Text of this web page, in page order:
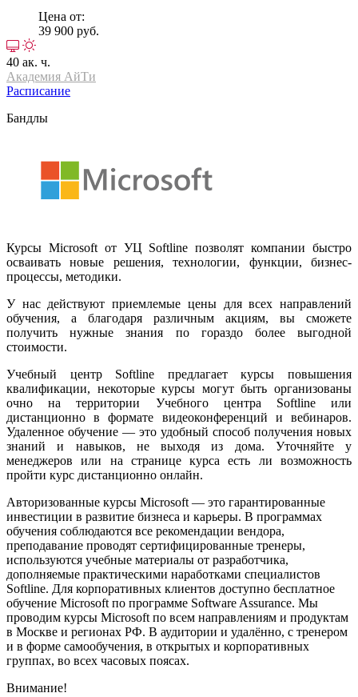
Цена от:
39 900 руб.
40 ак. ч.
Академия АйТи
Расписание
Бандлы
Курсы Microsoft от УЦ Softline позволят компании быстро
осваивать новые решения, технологии, функции, бизнес-
процессы, методики.
У нас действуют приемлемые цены для всех направлений
обучения, а благодаря различным акциям, вы сможете
получить нужные знания по гораздо более выгодной
стоимости.
Учебный центр Softline предлагает курсы повышения
квалификации, некоторые курсы могут быть организованы
очно на территории Учебного центра Softline или
дистанционно в формате видеоконференций и вебинаров.
Удаленное обучение — это удобный способ получения новых
знаний и навыков, не выходя из дома. Уточняйте у
менеджеров или на странице курса есть ли возможность
пройти курс дистанционно онлайн.
Авторизованные курсы Microsoft — это гарантированные
инвестиции в развитие бизнеса и карьеры. В программах
обучения соблюдаются все рекомендации вендора,
преподавание проводят сертифицированные тренеры,
используются учебные материалы от разработчика,
дополняемые практическими наработками специалистов
Softline. Для корпоративных клиентов доступно бесплатное
обучение Microsoft по программе Software Assurance. Мы
проводим курсы Microsoft по всем направлениям и продуктам
в Москве и регионах РФ. В аудитории и удалённо, с тренером
и в форме самообучения, в открытых и корпоративных
группах, во всех часовых поясах.
Внимание!